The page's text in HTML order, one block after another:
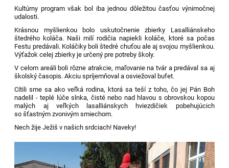
Kultúrny program však bol iba jednou dôležitou časťou výnimočnej
udalosti.
Krásnou myšlienkou bolo uskutočnenie zbierky Lasalliánskeho
štedrého koláča. Naši milí rodičia napiekli koláče, ktoré sa počas
Festu predávali. Koláčiky boli štedré chuťou ale aj svojou myšlienkou.
Výťažok celej zbierky je určený pre potreby školy.
V celom areáli boli rôzne atrakcie, maľovanie na tvár a predával sa aj
školský časopis. Akciu spríjemňoval a osviežoval bufet.
Cítili sme sa ako veľká rodina, ktorá sa teší z toho, čo jej Pán Boh
nadelil - teplé lúče slnka, čisté nebo nad hlavou s obrovskou kopou
malých aj veľkých lasalliánskych hviezdičiek pobehujúcich
so šťastným zvonivým smiechom.
Nech žije Ježiš v našich srdciach! Naveky!